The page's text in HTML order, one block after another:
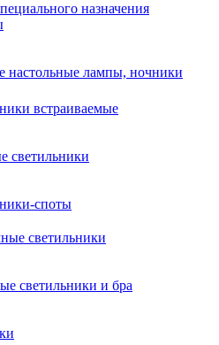
назначения
настольные лампы, ночники
встраиваемые
светильники
споты
светильники
светильники и бра